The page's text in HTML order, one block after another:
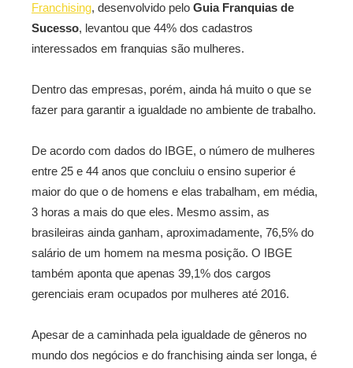
Franchising, desenvolvido pelo Guia Franquias de
Sucesso, levantou que 44% dos cadastros
interessados em franquias são mulheres.
Dentro das empresas, porém, ainda há muito o que se
fazer para garantir a igualdade no ambiente de trabalho.
De acordo com dados do IBGE, o número de mulheres
entre 25 e 44 anos que concluiu o ensino superior é
maior do que o de homens e elas trabalham, em média,
3 horas a mais do que eles. Mesmo assim, as
brasileiras ainda ganham, aproximadamente, 76,5% do
salário de um homem na mesma posição. O IBGE
também aponta que apenas 39,1% dos cargos
gerenciais eram ocupados por mulheres até 2016.
Apesar de a caminhada pela igualdade de gêneros no
mundo dos negócios e do franchising ainda ser longa, é